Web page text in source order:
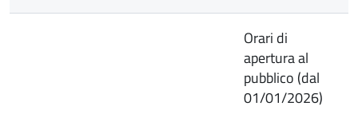
Orari di
apertura al
pubblico (dal
01/01/2026)